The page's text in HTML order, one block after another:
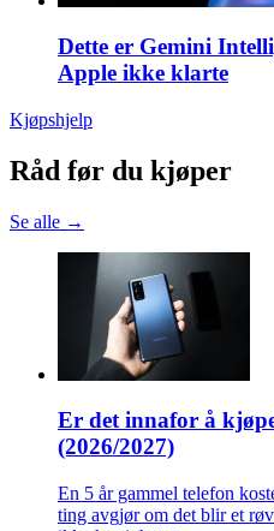
Dette er Gemini
Apple ikke klarte
Kjøpshjelp
Råd før du kjøper
Se alle →
Er det innafor å
(2026/2027)
En 5 år gammel telefon
ting avgjør om det blir et